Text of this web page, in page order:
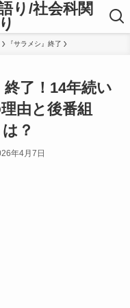
り/社会科関
『サラメシ』終了
了！14年続い
由と後番組
？
年4月7日